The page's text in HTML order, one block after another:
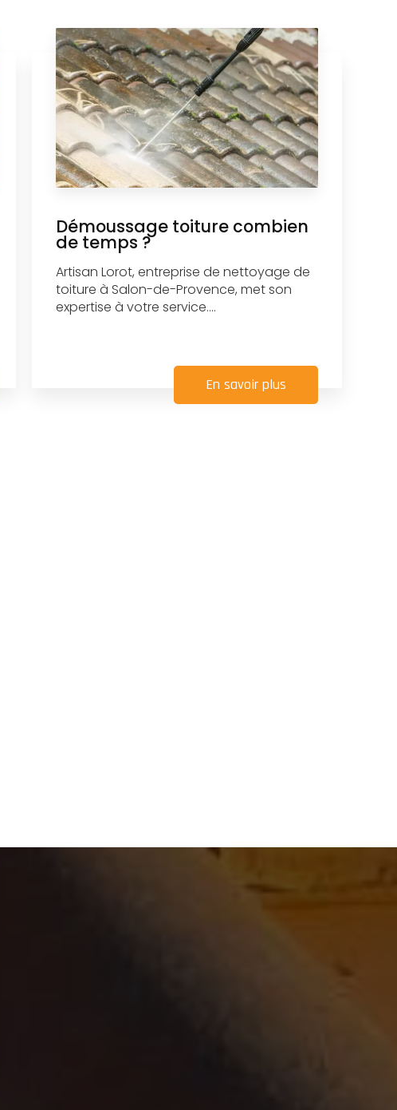
Démoussage toiture combien
de temps ?
Artisan Lorot, entreprise de nettoyage de
toiture à Salon-de-Provence, met son
expertise à votre service....
En savoir plus